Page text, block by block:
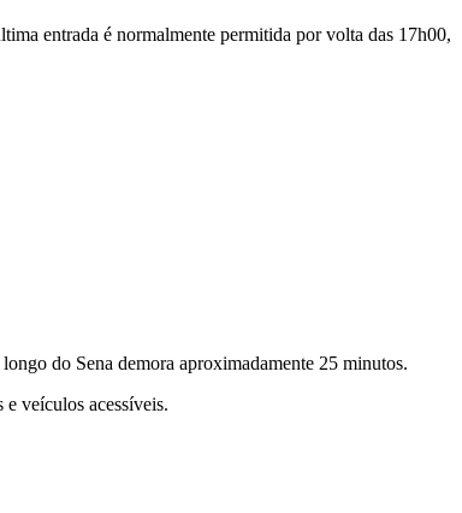
entrada é normalmente permitida por volta das 17h00,
do Sena demora aproximadamente 25 minutos.
veículos acessíveis.